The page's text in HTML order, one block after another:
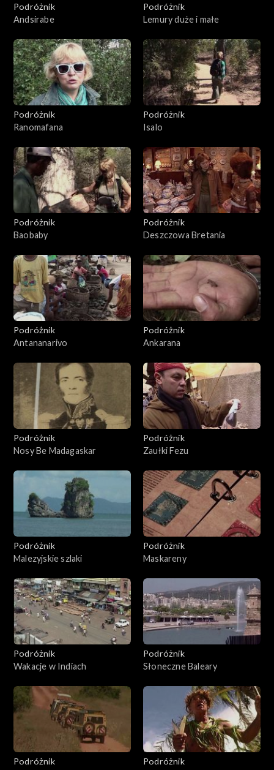
Podróżnik
Andsirabe
Podróżnik
Lemury duże i małe
Podróżnik
Ranomafana
Podróżnik
Isalo
Podróżnik
Baobaby
Podróżnik
Deszczowa Bretania
Podróżnik
Antananarivo
Podróżnik
Ankarana
Podróżnik
Nosy Be Madagaskar
Podróżnik
Zaułki Fezu
Podróżnik
Malezyjskie szlaki
Podróżnik
Maskareny
Podróżnik
Wakacje w Indiach
Podróżnik
Słoneczne Baleary
Podróżnik
Podróżnik